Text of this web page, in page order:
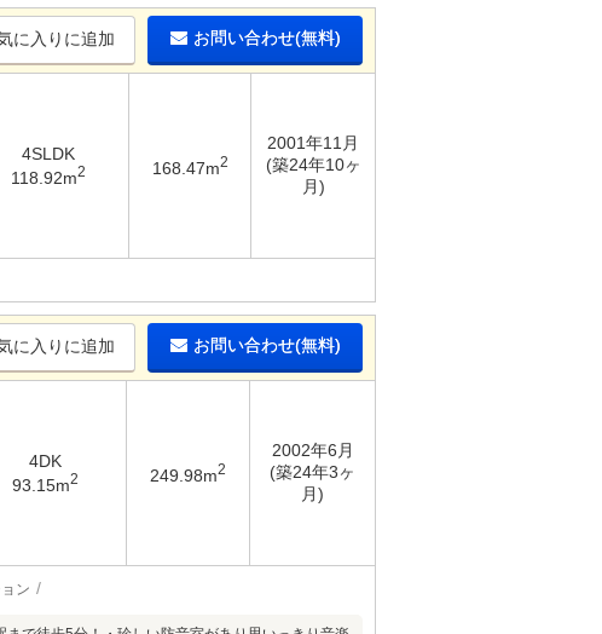
に入りに追加 お問い合わせ(無料)
4SLDK
118.92m2 168.47m2
2001年11月
(築24年10ヶ
月)
に入りに追加 お問い合わせ(無料)
4DK
93.15m2 249.98m2
2002年6月
(築24年3ヶ
月)
ン